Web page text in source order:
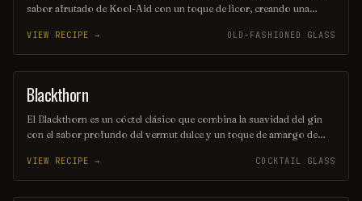
sabor afrutado de Kool-Aid con un toque de licor, creando una
reuniones, este trago es fácil de preparar y seguro que alegrará el
ambiente. ¡Disfrútalo frío y comparte la diversión!
VIEW RECIPE → OLD-FASHIONED GLASS
ORDINARY DRINK
Blackthorn
El Blackthorn es un cóctel clásico que combina la suavidad del gin
con el sabor profundo del vermut dulce y un toque de amargo de
equilibrado, lo convierten en una opción perfecta para quienes
buscan una bebida elegante y sofisticada. Ideal para disfrutar en una
noche especial o como aperitivo antes de una cena.
VIEW RECIPE → COCKTAIL GLASS